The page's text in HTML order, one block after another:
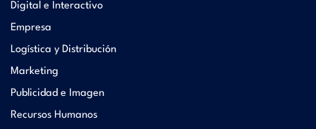
Digital e Interactivo
Empresa
Logística y Distribución
Marketing
Publicidad e Imagen
Recursos Humanos